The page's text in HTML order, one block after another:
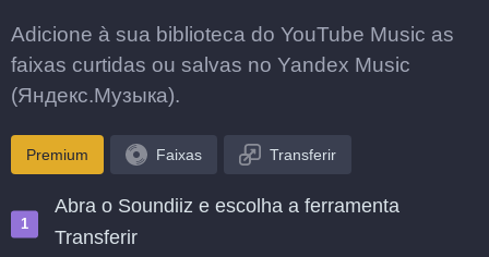
Adicione à sua biblioteca do YouTube Music as
faixas curtidas ou salvas no Yandex Music
(Яндекс.Музыка).
Premium Faixas Transferir
Abra o Soundiiz e escolha a ferramenta
Transferir